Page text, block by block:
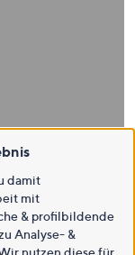
damit
mit
& profilbildende
Analyse- &
nutzen diese für